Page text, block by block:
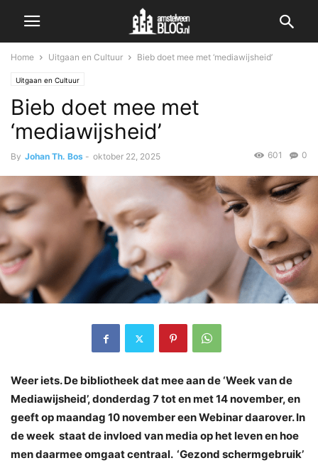
Home Uitgaan en Cultuur Bieb doet mee met ‘mediawijsheid’
Uitgaan en Cultuur
Bieb doet mee met
‘mediawijsheid’
By Johan Th. Bos - oktober 22, 2025 0
601
Weer iets. De bibliotheek dat mee aan de ‘Week van de
Mediawijsheid’, donderdag 7 tot en met 14 november, en
geeft op maandag 10 november een Webinar daarover. In
de week staat de invloed van media op het leven en hoe
men daarmee omgaat centraal. ‘Gezond schermgebruik’